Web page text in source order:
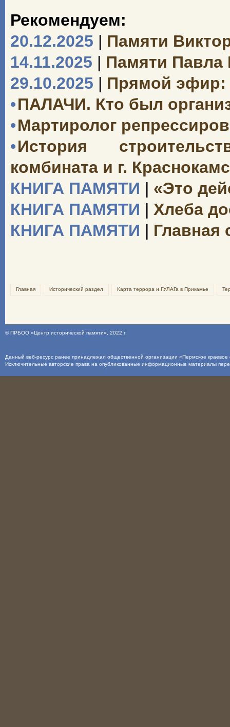
Рекомендуем:
20.12.2025 | Памяти
14.11.2025 | Памяти Павла
29.10.2025 | Прямой эфир:
•ПАЛАЧИ. Кто был
•Мартиролог
•История
комбината и г.
КНИГА ПАМЯТИ | «Это
КНИГА ПАМЯТИ | Хлеба
КНИГА ПАМЯТИ | Главная
Главная Исторический раздел Карта террора и ГУЛАГа в Прикамье
©ПРБОО «Центр исторической памяти» , 2022 г.
Данный веб-ресурс ранее принадлежал общественной организации «Пермское
Исключительные авторские права на опубликованные информационные материалы